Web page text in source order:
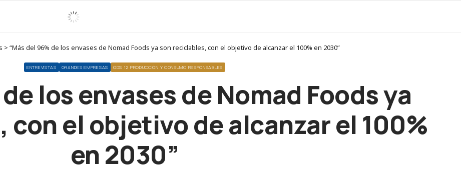
“Más del 96% de los envases de Nomad Foods ya son reciclables, con el objetivo de alcanzar el 100% en 2030”
ENTREVISTAS GRANDES EMPRESAS ODS 12 PRODUCCIÓN Y CONSUMO RESPONSABLES
los envases de Nomad Foods ya
con el objetivo de alcanzar el 100%
en 2030”